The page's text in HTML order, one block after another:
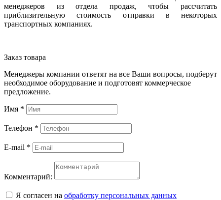
менеджеров из отдела продаж, чтобы рассчитать
приблизительную стоимость отправки в некоторых
транспортных компаниях.
Заказ товара
Менеджеры компании ответят на все Ваши вопросы, подберут
необходимое оборудование и подготовят коммерческое
предложение.
Имя *
Телефон *
E-mail *
Комментарий:
Я согласен на обработку персональных данных